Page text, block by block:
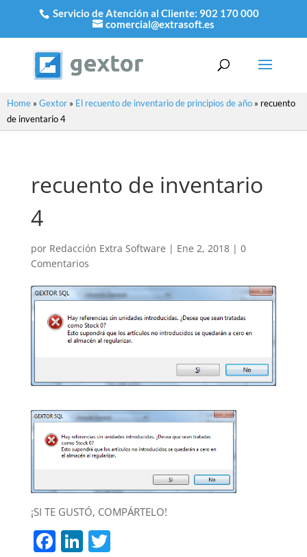
Servicio de Atención al Cliente: 902 170 000
comercial@extrasoft.es
Home » Gextor » El recuento de inventario de principios de año » recuento
de inventario 4
recuento de inventario
4
por Redacción Extra Software | Ene 2, 2018| 0
Comentarios
¡SI TE GUSTÓ, COMPÁRTELO!
F Li T